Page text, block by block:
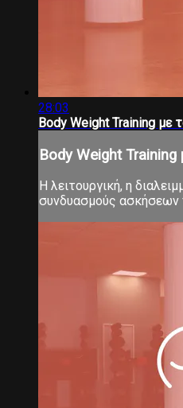
28:03
Body Weight Training με
Body Weight Training
Η λειτουργική, η
συνδυασμούς ασκήσεων